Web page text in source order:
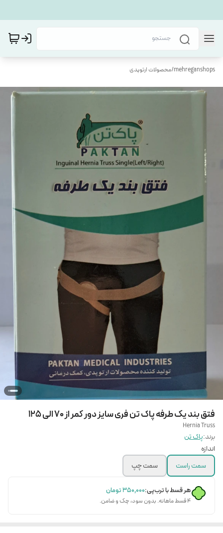
mehreganshops
/محصولات ارتوپدی
فتق بند یک طرفه پاک تن فری سایز دور کمر از 70 الی 125
Hernia Truss
برند:پاک تن
اندازه
سمت راست
سمت چپ
هر قسط با ترب‌پی:۳۵۰٬۰۰۰تومان
۴ قسط ماهانه. بدون سود، چک و ضامن.